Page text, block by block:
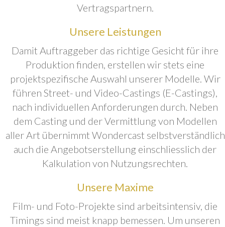
Vertragspartnern.
Unsere Leistungen
Damit Auftraggeber das richtige Gesicht für ihre
Produktion finden, erstellen wir stets eine
projektspezifische Auswahl unserer Modelle. Wir
führen Street- und Video-Castings (E-Castings),
nach individuellen Anforderungen durch. Neben
dem Casting und der Vermittlung von Modellen
aller Art übernimmt Wondercast selbstverständlich
auch die Angebotserstellung einschliesslich der
Kalkulation von Nutzungsrechten.
Unsere Maxime
Film- und Foto-Projekte sind arbeitsintensiv, die
Timings sind meist knapp bemessen. Um unseren